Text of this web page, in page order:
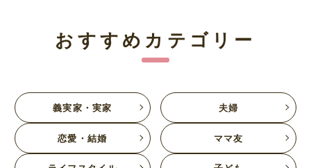
おすすめカテゴリー
義実家・実家 夫婦
恋愛・結婚 ママ友